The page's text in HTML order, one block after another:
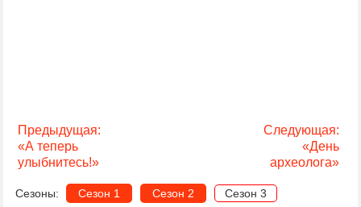
Предыдущая:
«А теперь
улыбнитесь!»
Следующая:
«День
археолога»
Сезоны: Сезон 1 Сезон 2 Сезон 3